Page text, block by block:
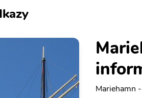
Mariehamn